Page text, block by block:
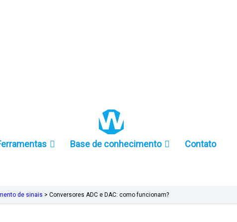
Base de conhecimento Contato
de sinais >Conversores ADC e DAC: como funcionam?